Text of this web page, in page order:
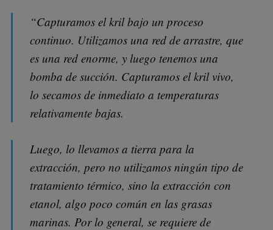
“Capturamos el kril bajo un proceso
continuo. Utilizamos una red de arrastre, que
es una red enorme, y luego tenemos una
bomba de succión. Capturamos el kril vivo,
lo secamos de inmediato a temperaturas
relativamente bajas.
Luego, lo llevamos a tierra para la
extracción, pero no utilizamos ningún tipo de
tratamiento térmico, sino la extracción con
etanol, algo poco común en las grasas
marinas. Por lo general, se requiere de